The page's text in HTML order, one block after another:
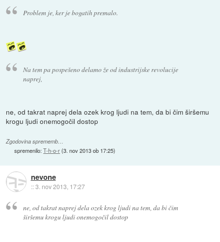
Problem je, ker je bogatih premalo.
Na tem pa pospešeno delamo že od industrijske revolucije
naprej,
ne, od takrat naprej dela ozek krog ljudi na tem, da bi čim širšemu
krogu ljudi onemogočil dostop
Zgodovina sprememb…
spremenilo:T-h-o-r(3. nov 2013 ob 17:25)
nevone
::3. nov 2013, 17:27
ne, od takrat naprej dela ozek krog ljudi na tem, da bi čim
širšemu krogu ljudi onemogočil dostop